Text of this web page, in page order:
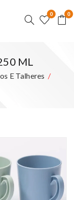
0 0
ML
E Talheres